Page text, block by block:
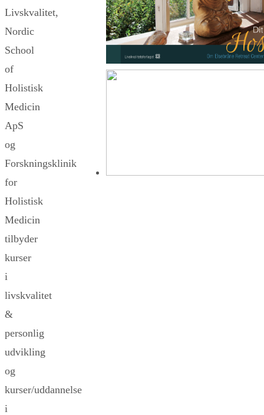
Livskvalitet,
Nordic
School
of
Holistisk
Medicin
ApS
og
Forskningsklinik
for
Holistisk
Medicin
tilbyder
kurser
i
livskvalitet
&
personlig
udvikling
og
kurser/uddannelse
i